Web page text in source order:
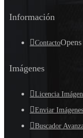
Información
Contacto
Imágenes
Licencia
Enviar Imágenes
Buscador